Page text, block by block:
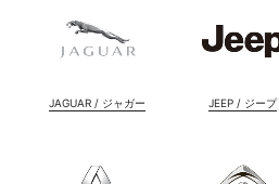
JAGUAR / ジャガー JEEP / ジープ